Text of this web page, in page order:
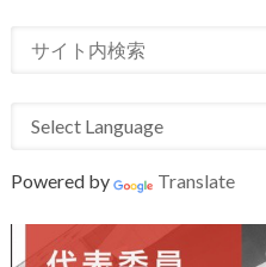
Powered by Translate